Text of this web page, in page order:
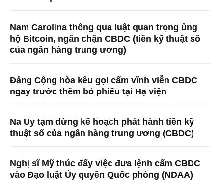
Nam Carolina thông qua luật quan trọng ủng
hộ Bitcoin, ngăn chặn CBDC (tiền kỹ thuật số
của ngân hàng trung ương)
Đảng Cộng hòa kêu gọi cấm vĩnh viễn CBDC
ngay trước thềm bỏ phiếu tại Hạ viện
Na Uy tạm dừng kế hoạch phát hành tiền kỹ
thuật số của ngân hàng trung ương (CBDC)
Nghị sĩ Mỹ thúc đẩy việc đưa lệnh cấm CBDC
vào Đạo luật Ủy quyền Quốc phòng (NDAA)